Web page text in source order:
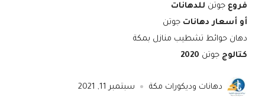
فروع جوتن للدهانات
أو أسعار دهانات جوتن
دهان حوائط تشطيب منازل بمكة
كتالوج جوتن 2020
دهانات وديكورات مكة سبتمبر 11, 2021